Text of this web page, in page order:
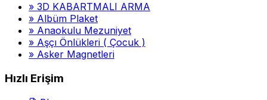
» 3D KABARTMALI ARMA
» Albüm Plaket
» Anaokulu Mezuniyet
» Aşçı Önlükleri ( Çocuk )
» Asker Magnetleri
Hızlı Erişim